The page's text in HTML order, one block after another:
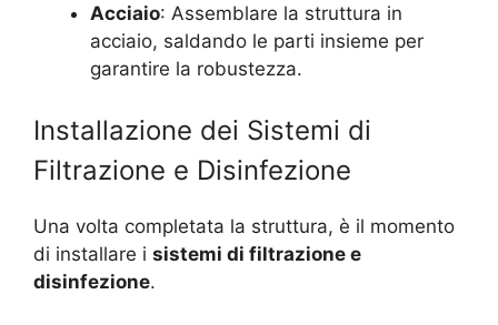
Acciaio: Assemblare la struttura in
acciaio, saldando le parti insieme per
garantire la robustezza.
Installazione dei Sistemi di
Filtrazione e Disinfezione
Una volta completata la struttura, è il momento
di installare i sistemi di filtrazione e
disinfezione.